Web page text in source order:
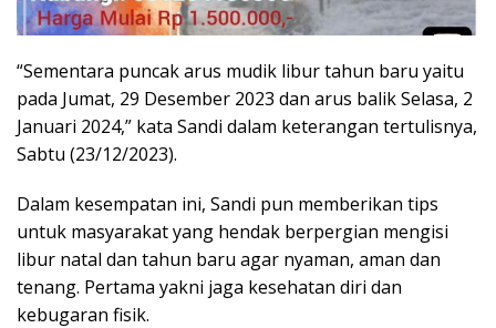
“Sementara puncak arus mudik libur tahun baru yaitu
pada Jumat, 29 Desember 2023 dan arus balik Selasa, 2
Januari 2024,” kata Sandi dalam keterangan tertulisnya,
Sabtu (23/12/2023).
Dalam kesempatan ini, Sandi pun memberikan tips
untuk masyarakat yang hendak berpergian mengisi
libur natal dan tahun baru agar nyaman, aman dan
tenang. Pertama yakni jaga kesehatan diri dan
kebugaran fisik.